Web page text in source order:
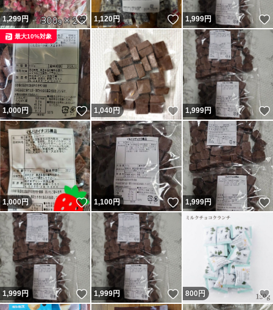
1,299円 いいね！
1,120円 いいね！
1,999円
1,000円 いいね！
最大10%対象
1,040円 いいね！
1,999円
1,000円 いいね！
1,100円 いいね！
1,999円
1,999円 いいね！
1,999円 いいね！
800 円